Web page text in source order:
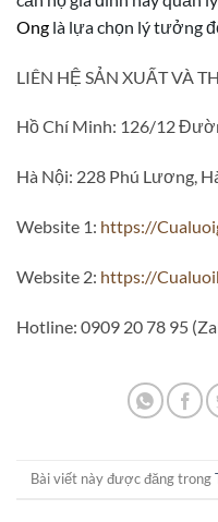
Ong là lựa chọn lý tưởng
LIÊN HỆ SẢN XUẤT VÀ
Hồ Chí Minh: 126/12
Hà Nội: 228 Phú Lương,
Website 1: https://
Website 2: https://
Hotline: 0909 20 78 95
Bài viết này được đăng trong